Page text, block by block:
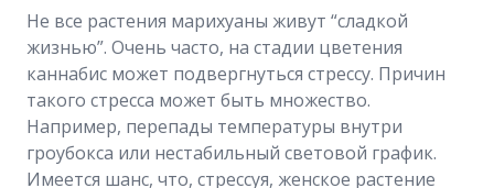
Не все растения марихуаны живут “сладкой
жизнью”. Очень часто, на стадии цветения
каннабис может подвергнуться стрессу. Причин
такого стресса может быть множество.
Например, перепады температуры внутри
гроубокса или нестабильный световой график.
Имеется шанс, что, стрессуя, женское растение